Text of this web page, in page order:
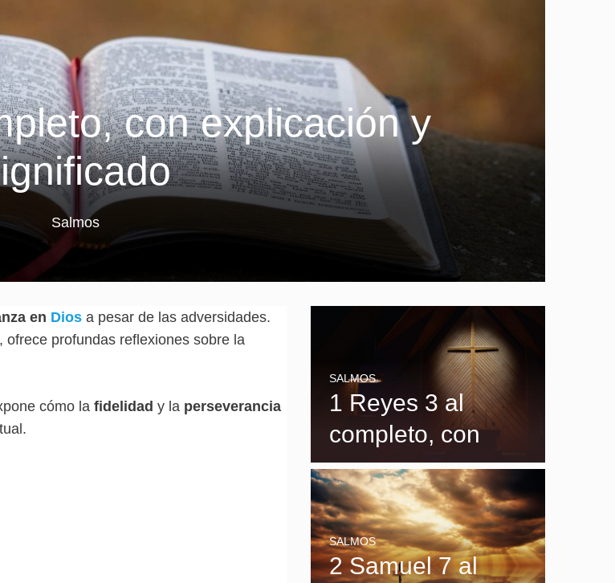
con explicación y
Salmos
en Dios a pesar de las adversidades.
ofrece profundas reflexiones sobre la
cómo la fidelidad y la perseverancia
1 Reyes 3 al
completo, con
explicación y
significado
SALMOS
2 Samuel 7 al
SALMOS